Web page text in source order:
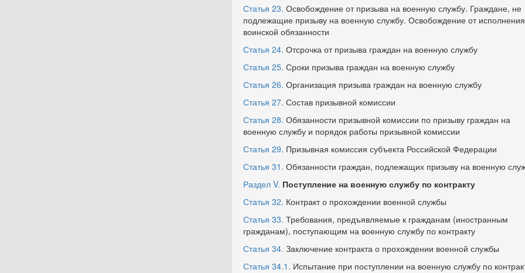
Статья 23. Освобождение от призыва на военную службу. Граждане, не
подлежащие призыву на военную службу. Освобождение от исполнения
воинской обязанности
Статья 24. Отсрочка от призыва граждан на военную службу
Статья 25. Сроки призыва граждан на военную службу
Статья 26. Организация призыва граждан на военную службу
Статья 27. Состав призывной комиссии
Статья 28. Обязанности призывной комиссии по призыву граждан на
военную службу и порядок работы призывной комиссии
Статья 29. Призывная комиссия субъекта Российской Федерации
Статья 31. Обязанности граждан, подлежащих призыву на военную
Раздел V. Поступление на военную службу по контракту
Статья 32. Контракт о прохождении военной службы
Статья 33. Требования, предъявляемые к гражданам (иностранным
гражданам), поступающим на военную службу по контракту
Статья 34. Заключение контракта о прохождении военной службы
Статья 34.1. Испытание при поступлении на военную службу по